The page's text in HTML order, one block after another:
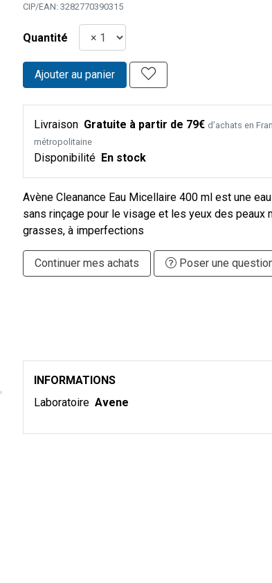
CIP/EAN: 3282770390315
Quantité
Ajouter au panier
Livraison Gratuite à partir de 79€ d’achats en
métropolitaine
Disponibilité En stock
Avène Cleanance Eau Micellaire 400 ml est une
sans rinçage pour le visage et les yeux des peaux
grasses, à imperfections
Continuer mes achats Poser une
INFORMATIONS
Laboratoire Avene